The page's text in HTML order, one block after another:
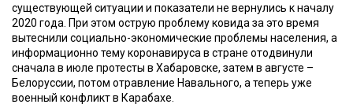
существующей ситуации и показатели не вернулись к началу
2020 года. При этом острую проблему ковида за это время
вытеснили социально-экономические проблемы населения, а
информационно тему коронавируса в стране отодвинули
сначала в июле протесты в Хабаровске, затем в августе –
Белоруссии, потом отравление Навального, а теперь уже
военный конфликт в Карабахе.